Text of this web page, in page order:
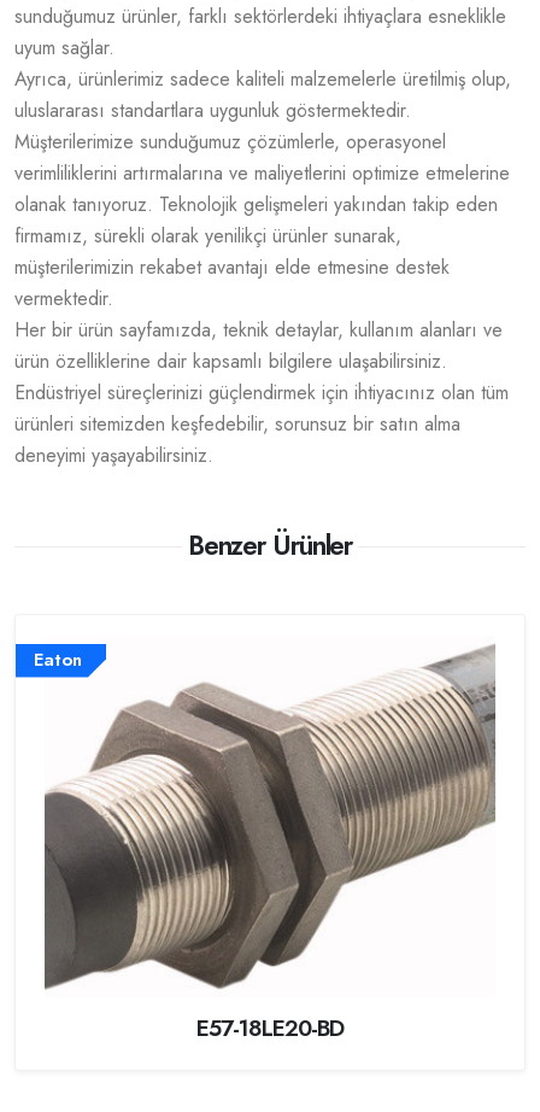
sunduğumuz ürünler, farklı sektörlerdeki ihtiyaçlara esneklikle
uyum sağlar.
Ayrıca, ürünlerimiz sadece kaliteli malzemelerle üretilmiş olup,
uluslararası standartlara uygunluk göstermektedir.
Müşterilerimize sunduğumuz çözümlerle, operasyonel
verimliliklerini artırmalarına ve maliyetlerini optimize etmelerine
olanak tanıyoruz. Teknolojik gelişmeleri yakından takip eden
firmamız, sürekli olarak yenilikçi ürünler sunarak,
müşterilerimizin rekabet avantajı elde etmesine destek
vermektedir.
Her bir ürün sayfamızda, teknik detaylar, kullanım alanları ve
ürün özelliklerine dair kapsamlı bilgilere ulaşabilirsiniz.
Endüstriyel süreçlerinizi güçlendirmek için ihtiyacınız olan tüm
ürünleri sitemizden keşfedebilir, sorunsuz bir satın alma
deneyimi yaşayabilirsiniz.
Benzer Ürünler
Eaton
E57-18LE20-BD